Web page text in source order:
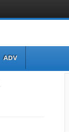
ADV